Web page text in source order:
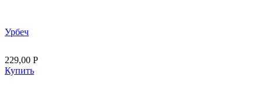
Урбеч
229,00 Р
Купить